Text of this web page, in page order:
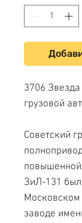
3706
грузовой
Советский
повышенной
ЗиЛ-131 был
Московском
заводе